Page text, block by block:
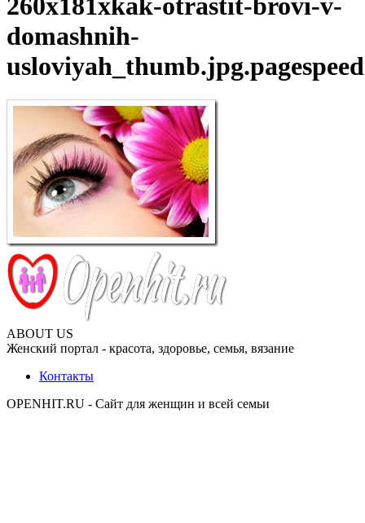
260x181xkak-otrastit-brovi-v-
domashnih-
ABOUT US
Женский портал - красота, здоровье, семья, вязание
Контакты
OPENHIT.RU - Сайт для женщин и всей семьи